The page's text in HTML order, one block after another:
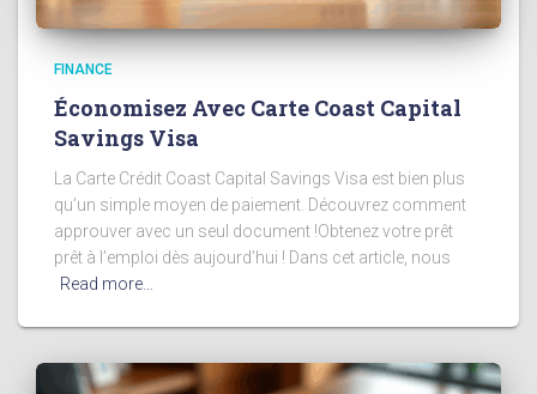
FINANCE
Économisez Avec Carte Coast Capital
Savings Visa
La Carte Crédit Coast Capital Savings Visa est bien plus
qu’un simple moyen de paiement. Découvrez comment
approuver avec un seul document !Obtenez votre prêt
prêt à l’emploi dès aujourd’hui ! Dans cet article, nous
Read more…